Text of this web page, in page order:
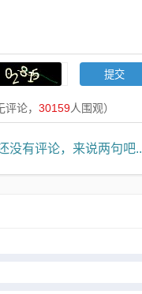
评论， 30159人围观）
没有评论，来说两句吧